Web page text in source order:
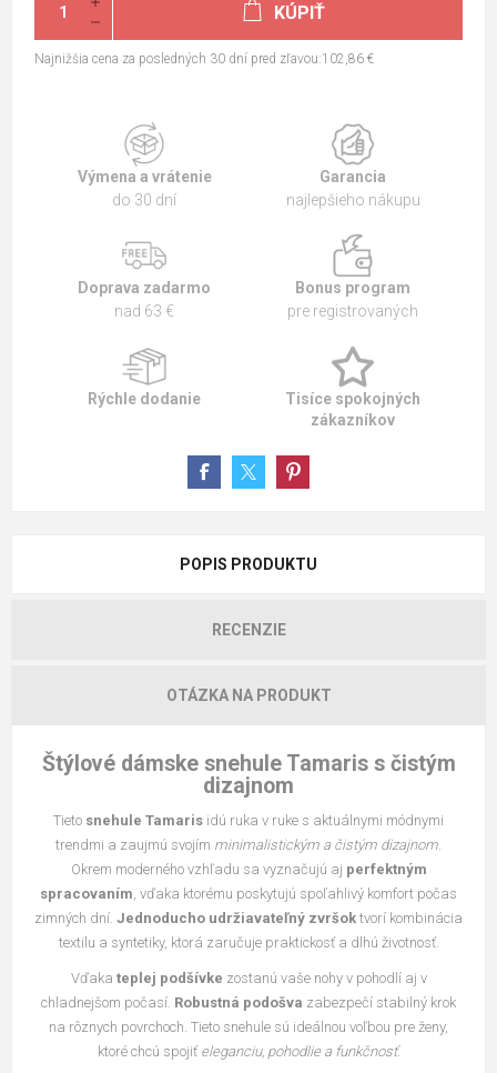
KÚPIŤ
Najnižšia cena za posledných 30 dní pred zľavou:102,86 €
Výmena a vrátenie
do 30 dní
Garancia
najlepšieho nákupu
Doprava zadarmo
nad 63 €
Bonus program
pre registrovaných
Rýchle dodanie
Tisíce spokojných
zákazníkov
POPIS PRODUKTU
RECENZIE
OTÁZKA NA PRODUKT
Štýlové dámske snehule Tamaris s čistým
dizajnom
Tieto snehule Tamaris idú ruka v ruke s aktuálnymi módnymi
trendmi a zaujmú svojím minimalistickým a čistým dizajnom
Okrem moderného vzhľadu sa vyznačujú aj perfektným
spracovaním , vďaka ktorému poskytujú spoľahlivý komfort počas
zimných dní. Jednoducho udržiavateľný zvršok tvorí kombinácia
textilu a syntetiky, ktorá zaručuje praktickosť a dlhú životnosť.
Vďaka teplej podšívke zostanú vaše nohy v pohodlí aj v
chladnejšom počasí. Robustná podošva zabezpečí stabilný krok
na rôznych povrchoch. Tieto snehule sú ideálnou voľbou pre ženy,
ktoré chcú spojiť eleganciu, pohodlie a funkčnosť.